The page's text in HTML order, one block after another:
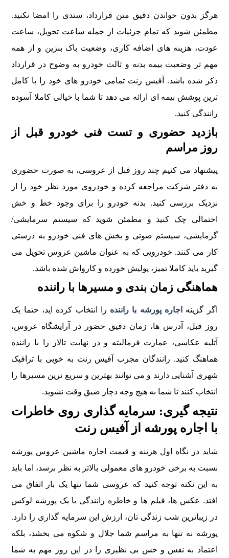
هرگز بدون خواندن دقیق متن قرارداد، سندی را امضا نکنید.
مطمئن شوید که تمام جزئیات از جمله ساعت تحویل، ساعت
عودت، هزینه های اضافه کاری، وضعیت باک بنزین و از همه
مهم تر وضعیت بیمه بدنه و ثالث خودرو به وضوح در قرارداد
ذکر شده باشد. آفیس رنت تمامی خودرو های خود را با کامل
ترین پوشش بیمه ای ارائه می دهد تا شما با خیالی کاملا آسوده
رانندگی کنید.
بازدید حضوری و تست فنی خودرو قبل از
روز مراسم
پیشنهاد می کنیم چند روز قبل از عروسی، به صورت حضوری
به دفتر شرکت مراجعه کرده و خودروی مورد نظر خود را از
نزدیک بررسی کنید. بدنه خودرو را برای وجود خط و خش
احتمالی چک کنید و مطمئن شوید که سیستم سرمایشی/
گرمایشی، سیستم صوتی و بخش های فنی خودرو به درستی
کار می کنند. خودرویی که به عنوان ماشین عروس تحویل می
گیرید باید کاملا تمیز، پولیش خورده و کارواش شده باشد.
هماهنگی زمان بندی و مسیرها با راننده
اگر گزینه اجاره پورشه با راننده را انتخاب کرده اید، حتما یک
روز قبل، آدرس ها، زمان دقیق حضور در آرایشگاه عروس،
آتلیه عکاسی، عمارت فرمالیته و در نهایت تالار را با راننده
هماهنگ کنید. رانندگان مجرب آفیس رنت به خوبی با ترافیک
شهری آشنایی دارند و می توانند بهترین و سریع ترین مسیرها را
انتخاب کنند تا شما به هیچ وجه دچار ضیق وقت نشوید.
نتیجه گیری: سرمایه گذاری روی خاطرات
با اجاره پورشه از آفیس رنت
شاید در نگاه اول هزینه و قیمت اجاره ماشین عروس پورشه
نسبت به برخی خودرو های معمولی بالاتر به نظر برسد، اما باید
به این نکته توجه کنید که عروسی شما تنها یک بار اتفاق می
افتد. عکس ها، فیلم ها و خاطره رانندگی با یک پورشه لوکس
در زیباترین شب زندگی تان، ارزش این سرمایه گذاری را دارد.
پورشه نه تنها به مراسم شما جلال و شکوه می بخشد، بلکه
اعتماد به نفس و حس بی نظیری را در این روز مهم به شما